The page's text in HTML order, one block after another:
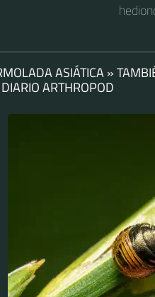
ASIÁTICA »
ARTHROPOD